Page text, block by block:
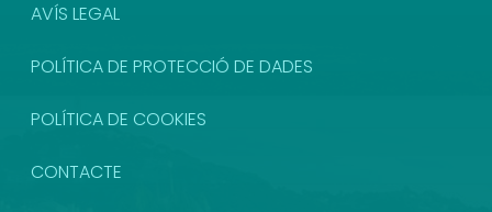
AVÍS LEGAL
POLÍTICA DE PROTECCIÓ DE DADES
POLÍTICA DE COOKIES
CONTACTE